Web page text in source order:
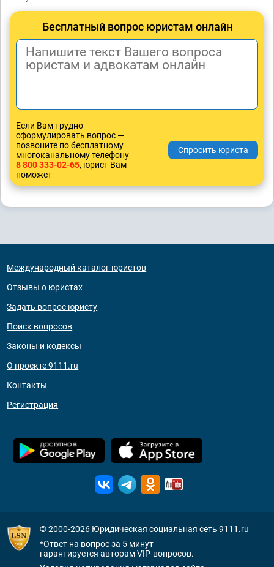
Бесплатный вопрос юристам онлайн
Если Вам трудно
сформулировать вопрос —
позвоните по бесплатному
многоканальному телефону
8 800 333-02-65, юрист Вам
поможет
Международный каталог юристов
Отзывы о юристах
Задать вопрос юристу
Поиск вопросов
Законы и кодексы
О проекте 9111.ru
Контакты
Регистрация
© 2000-2026 Юридическая социальная сеть 9111.ru
*Ответ на вопрос за 5 минут
гарантируется авторам VIP-вопросов.